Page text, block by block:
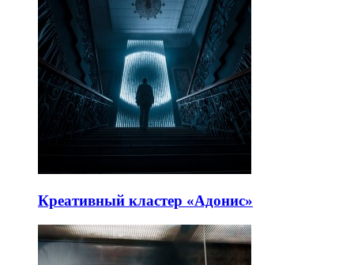
Креативный кластер «Адонис»